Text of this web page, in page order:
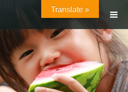
Translate »